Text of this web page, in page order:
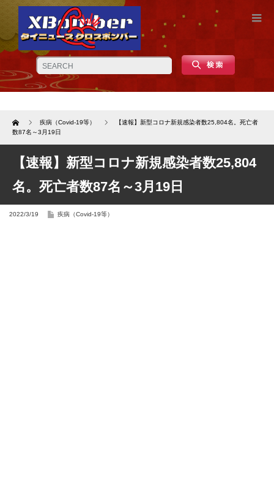
Home 疾病（Covid-19等）
【速報】新型コロナ新規感染者数25,804名。死亡者
数87名～3月19日
【速報】新型コロナ新規感染者数25,804
名。死亡者数87名～3月19日
2022/3/19 疾病（Covid-19等）